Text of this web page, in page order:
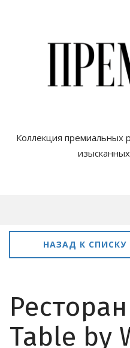
Коллекция премиальных
НАЗАД К СПИСКУ
Table by